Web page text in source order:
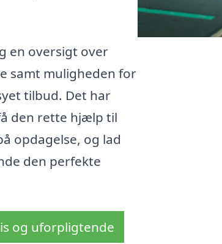
en oversigt over
samt muligheden for
tilbud. Det har
den rette hjælp til
opdagelse, og lad
den perfekte
og uforpligtende